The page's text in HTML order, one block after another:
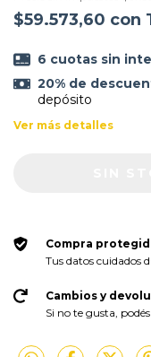
$59.573,60 con
6 cuotas sin
20% de
depósito
Ver más detalles
Compra
Tus datos cuidados
Cambios y
Si no te gusta,